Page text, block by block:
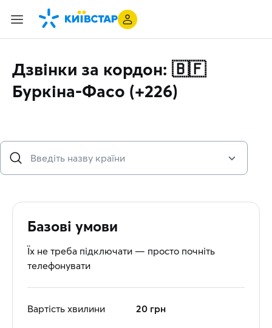
Дзвінки за кордон: 🇧🇫
Буркіна-Фасо (+226)
Базові умови
Їх не треба підключати — просто почніть
телефонувати
Вартість хвилини 20 грн